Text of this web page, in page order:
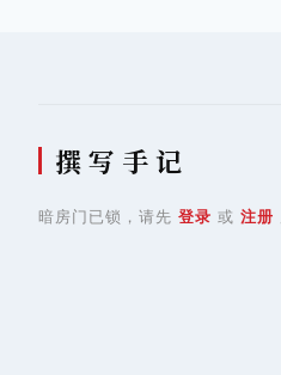
撰 写 手 记
暗房门已锁，请先 登录 或 注册